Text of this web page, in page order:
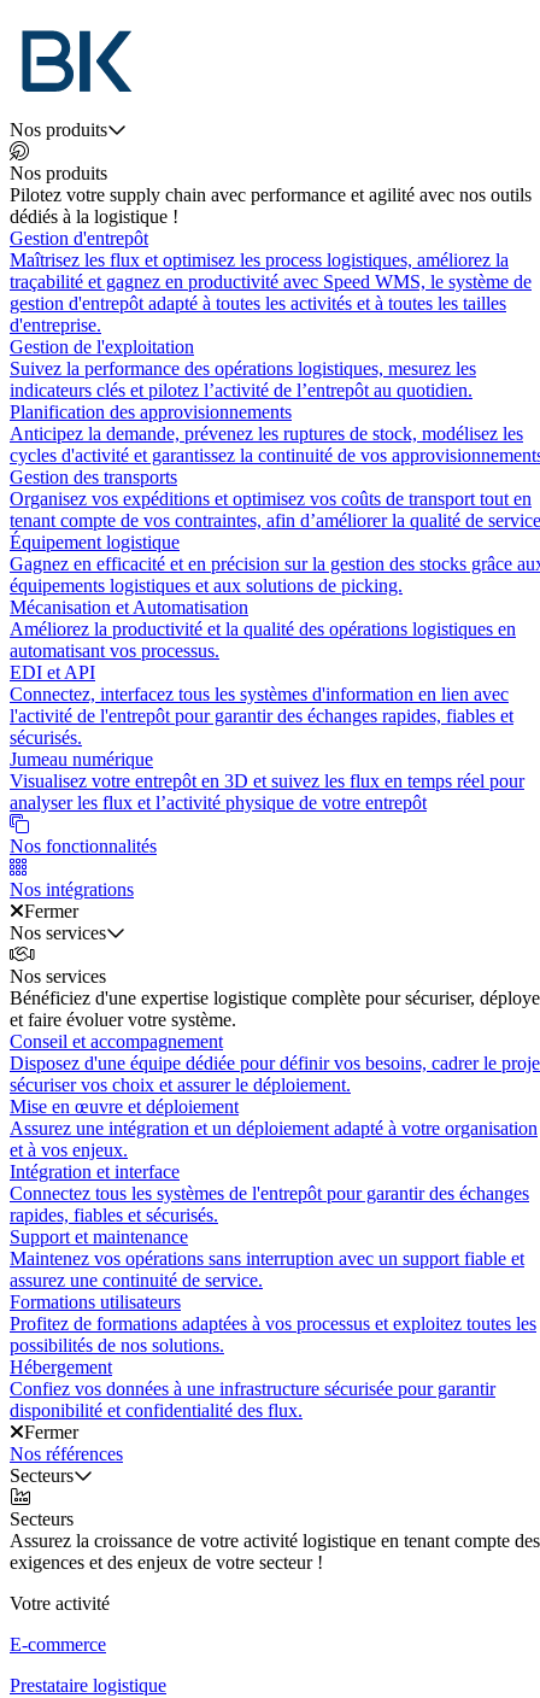
Nos produits
Nos produits
Pilotez votre supply chain avec performance et agilité avec nos outils
dédiés à la logistique !
Gestion d'entrepôt
Maîtrisez les flux et optimisez les process logistiques, améliorez la
traçabilité et gagnez en productivité avec Speed WMS, le système de
gestion d'entrepôt adapté à toutes les activités et à toutes les tailles
d'entreprise.
Gestion de l'exploitation
Suivez la performance des opérations logistiques, mesurez les
indicateurs clés et pilotez l’activité de l’entrepôt au quotidien.
Planification des approvisionnements
Anticipez la demande, prévenez les ruptures de stock, modélisez les
cycles d'activité et garantissez la continuité de vos
Gestion des transports
Organisez vos expéditions et optimisez vos coûts de transport tout en
tenant compte de vos contraintes, afin d’améliorer la qualité de
Équipement logistique
Gagnez en efficacité et en précision sur la gestion des stocks grâce
équipements logistiques et aux solutions de picking.
Mécanisation et Automatisation
Améliorez la productivité et la qualité des opérations logistiques en
automatisant vos processus.
EDI et API
Connectez, interfacez tous les systèmes d'information en lien avec
l'activité de l'entrepôt pour garantir des échanges rapides, fiables et
sécurisés.
Jumeau numérique
Visualisez votre entrepôt en 3D et suivez les flux en temps réel pour
analyser les flux et l’activité physique de votre entrepôt
Nos fonctionnalités
Nos intégrations
Fermer
Nos services
Nos services
Bénéficiez d'une expertise logistique complète pour sécuriser,
et faire évoluer votre système.
Conseil et accompagnement
Disposez d'une équipe dédiée pour définir vos besoins, cadrer le
sécuriser vos choix et assurer le déploiement.
Mise en œuvre et déploiement
Assurez une intégration et un déploiement adapté à votre organisation
et à vos enjeux.
Intégration et interface
Connectez tous les systèmes de l'entrepôt pour garantir des échanges
rapides, fiables et sécurisés.
Support et maintenance
Maintenez vos opérations sans interruption avec un support fiable et
assurez une continuité de service.
Formations utilisateurs
Profitez de formations adaptées à vos processus et exploitez toutes les
possibilités de nos solutions.
Hébergement
Confiez vos données à une infrastructure sécurisée pour garantir
disponibilité et confidentialité des flux.
Fermer
Nos références
Secteurs
Secteurs
Assurez la croissance de votre activité logistique en tenant compte des
exigences et des enjeux de votre secteur !
Votre activité
E-commerce
Prestataire logistique